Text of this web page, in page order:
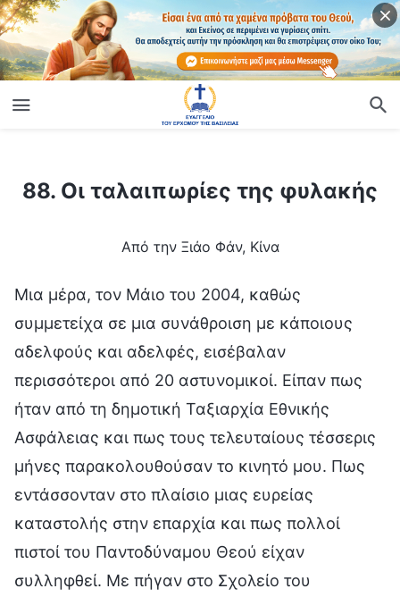
88. Οι ταλαιπωρίες της φυλακής
88. Οι ταλαιπωρίες της φυλακής
Από την Ξιάο Φάν, Κίνα
Μια μέρα, τον Μάιο του 2004, καθώς
συμμετείχα σε μια συνάθροιση με κάποιους
αδελφούς και αδελφές, εισέβαλαν
περισσότεροι από 20 αστυνομικοί. Είπαν πως
ήταν από τη δημοτική Ταξιαρχία Εθνικής
Ασφάλειας και πως τους τελευταίους τέσσερις
μήνες παρακολουθούσαν το κινητό μου. Πως
εντάσσονταν στο πλαίσιο μιας ευρείας
καταστολής στην επαρχία και πως πολλοί
πιστοί του Παντοδύναμου Θεού είχαν
συλληφθεί. Με πήγαν στο Σχολείο του